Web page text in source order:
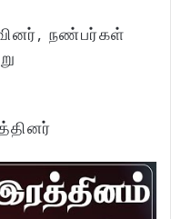
நண்பர்கள்